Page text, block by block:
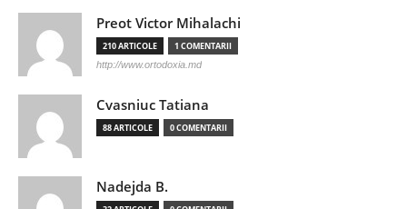
Preot Victor Mihalachi
210 ARTICOLE 1 COMENTARII
http://www.ortodoxia.md
Cvasniuc Tatiana
88 ARTICOLE 0 COMENTARII
Nadejda B.